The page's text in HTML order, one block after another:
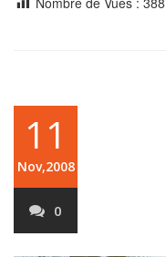
11
Nov,2008
0